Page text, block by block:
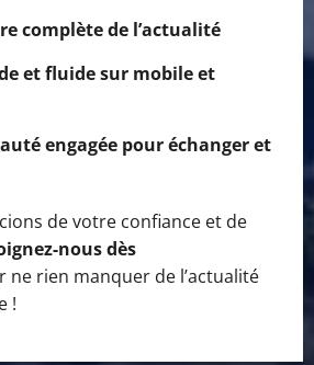
complète de l’actualité
et fluide sur mobile et
engagée pour échanger et
de votre confiance et de
nous dès
ne rien manquer de l’actualité
!